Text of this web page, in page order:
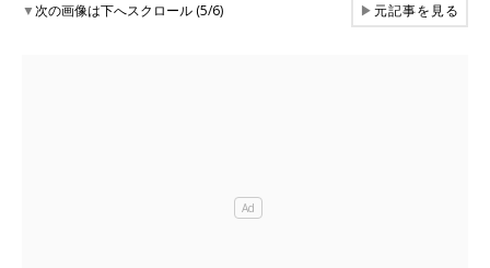
▼次の画像は下へスクロール (5/6) ▶元記事を見る